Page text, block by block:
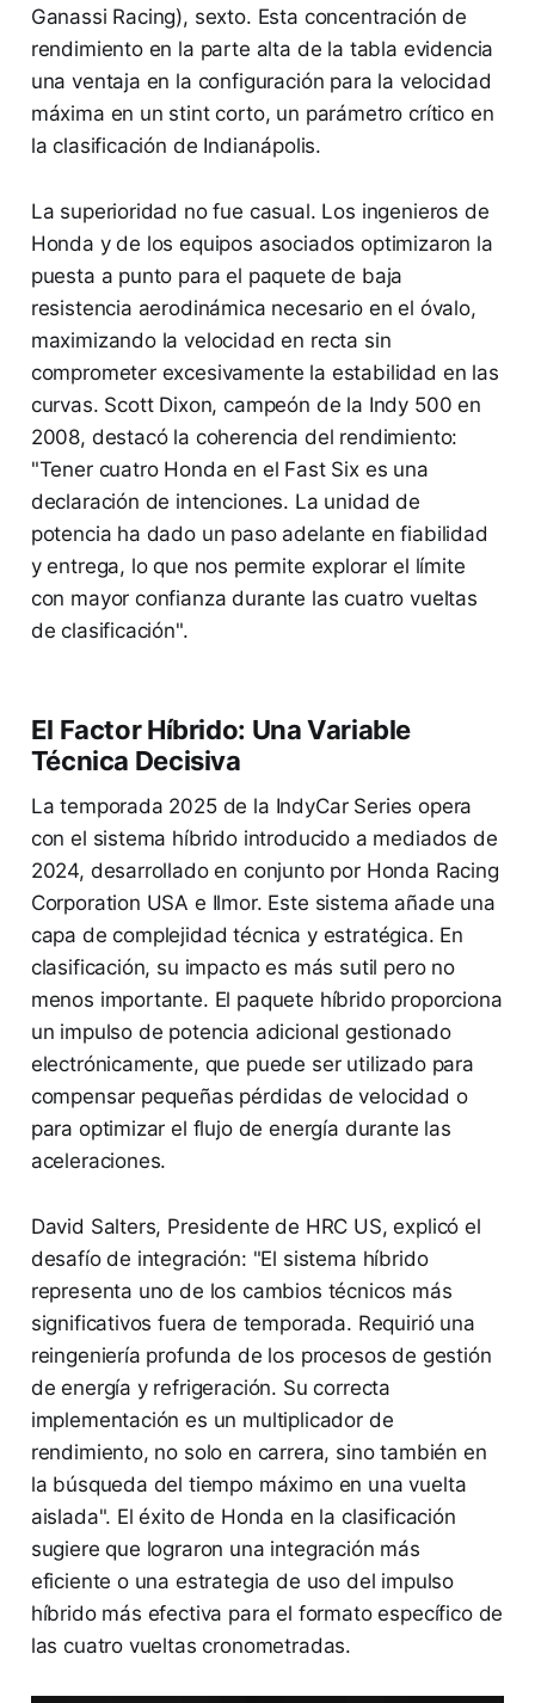
Ganassi Racing), sexto. Esta concentración de
rendimiento en la parte alta de la tabla evidencia
una ventaja en la configuración para la velocidad
máxima en un stint corto, un parámetro crítico en
la clasificación de Indianápolis.
La superioridad no fue casual. Los ingenieros de
Honda y de los equipos asociados optimizaron la
puesta a punto para el paquete de baja
resistencia aerodinámica necesario en el óvalo,
maximizando la velocidad en recta sin
comprometer excesivamente la estabilidad en las
curvas. Scott Dixon, campeón de la Indy 500 en
2008, destacó la coherencia del rendimiento:
"Tener cuatro Honda en el Fast Six es una
declaración de intenciones. La unidad de
potencia ha dado un paso adelante en fiabilidad
y entrega, lo que nos permite explorar el límite
con mayor confianza durante las cuatro vueltas
de clasificación".
El Factor Híbrido: Una Variable
Técnica Decisiva
La temporada 2025 de la IndyCar Series opera
con el sistema híbrido introducido a mediados de
2024, desarrollado en conjunto por Honda Racing
Corporation USA e Ilmor. Este sistema añade una
capa de complejidad técnica y estratégica. En
clasificación, su impacto es más sutil pero no
menos importante. El paquete híbrido proporciona
un impulso de potencia adicional gestionado
electrónicamente, que puede ser utilizado para
compensar pequeñas pérdidas de velocidad o
para optimizar el flujo de energía durante las
aceleraciones.
David Salters, Presidente de HRC US, explicó el
desafío de integración: "El sistema híbrido
representa uno de los cambios técnicos más
significativos fuera de temporada. Requirió una
reingeniería profunda de los procesos de gestión
de energía y refrigeración. Su correcta
implementación es un multiplicador de
rendimiento, no solo en carrera, sino también en
la búsqueda del tiempo máximo en una vuelta
aislada". El éxito de Honda en la clasificación
sugiere que lograron una integración más
eficiente o una estrategia de uso del impulso
híbrido más efectiva para el formato específico de
las cuatro vueltas cronometradas.